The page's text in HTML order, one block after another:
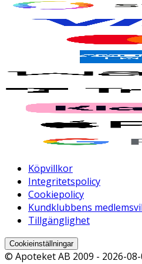
Köpvillkor
Integritetspolicy
Cookiepolicy
Kundklubbens
Tillgänglighet
Cookieinställningar
© Apoteket AB 2009 - 2026-